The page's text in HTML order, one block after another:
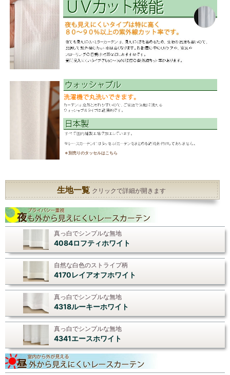
※別売りのタッセルはこちら
生地一覧 クリックで詳細が開きます
真っ白でシンプルな無地
4084ロフティホワイト
自然な白色のストライプ柄
4170レイアオフホワイト
真っ白でシンプルな無地
4318ルーキーホワイト
真っ白でシンプルな無地
4341エースホワイト